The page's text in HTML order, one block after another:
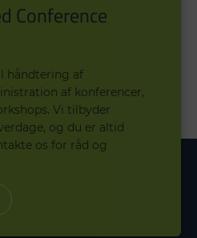
Conference
håndtering af
af konferencer,
Vi tilbyder
og du er altid
os for råd og